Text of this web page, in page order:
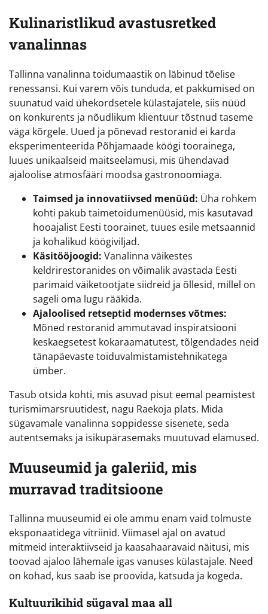
Kulinaristlikud avastusretked
vanalinnas
Tallinna vanalinna toidumaastik on läbinud tõelise
renessansi. Kui varem võis tunduda, et pakkumised on
suunatud vaid ühekordsetele külastajatele, siis nüüd
on konkurents ja nõudlikum klientuur tõstnud taseme
väga kõrgele. Uued ja põnevad restoranid ei karda
eksperimenteerida Põhjamaade köögi toorainega,
luues unikaalseid maitseelamusi, mis ühendavad
ajaloolise atmosfääri moodsa gastronoomiaga.
Taimsed ja innovatiivsed menüüd: Üha rohkem
kohti pakub taimetoidumenüüsid, mis kasutavad
hooajalist Eesti toorainet, tuues esile metsaannid
ja kohalikud köögiviljad.
Käsitööjoogid: Vanalinna väikestes
keldrirestoranides on võimalik avastada Eesti
parimaid väiketootjate siidreid ja õllesid, millel on
sageli oma lugu rääkida.
Ajaloolised retseptid modernses võtmes:
Mõned restoranid ammutavad inspiratsiooni
keskaegsetest kokaraamatutest, tõlgendades neid
tänapäevaste toiduvalmistamistehnikatega
ümber.
Tasub otsida kohti, mis asuvad pisut eemal peamistest
turismimarsruutidest, nagu Raekoja plats. Mida
sügavamale vanalinna soppidesse sisenete, seda
autentsemaks ja isikupärasemaks muutuvad elamused.
Muuseumid ja galeriid, mis
murravad traditsioone
Tallinna muuseumid ei ole ammu enam vaid tolmuste
eksponaatidega vitriinid. Viimasel ajal on avatud
mitmeid interaktiivseid ja kaasahaaravaid näitusi, mis
toovad ajaloo lähemale igas vanuses külastajale. Need
on kohad, kus saab ise proovida, katsuda ja kogeda.
Kultuurikihid sügaval maa all